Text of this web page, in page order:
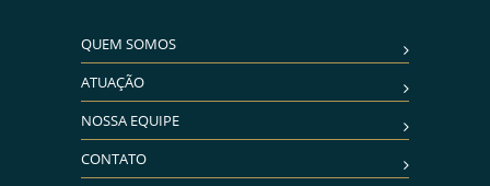
QUEM SOMOS
ATUAÇÃO
NOSSA EQUIPE
CONTATO